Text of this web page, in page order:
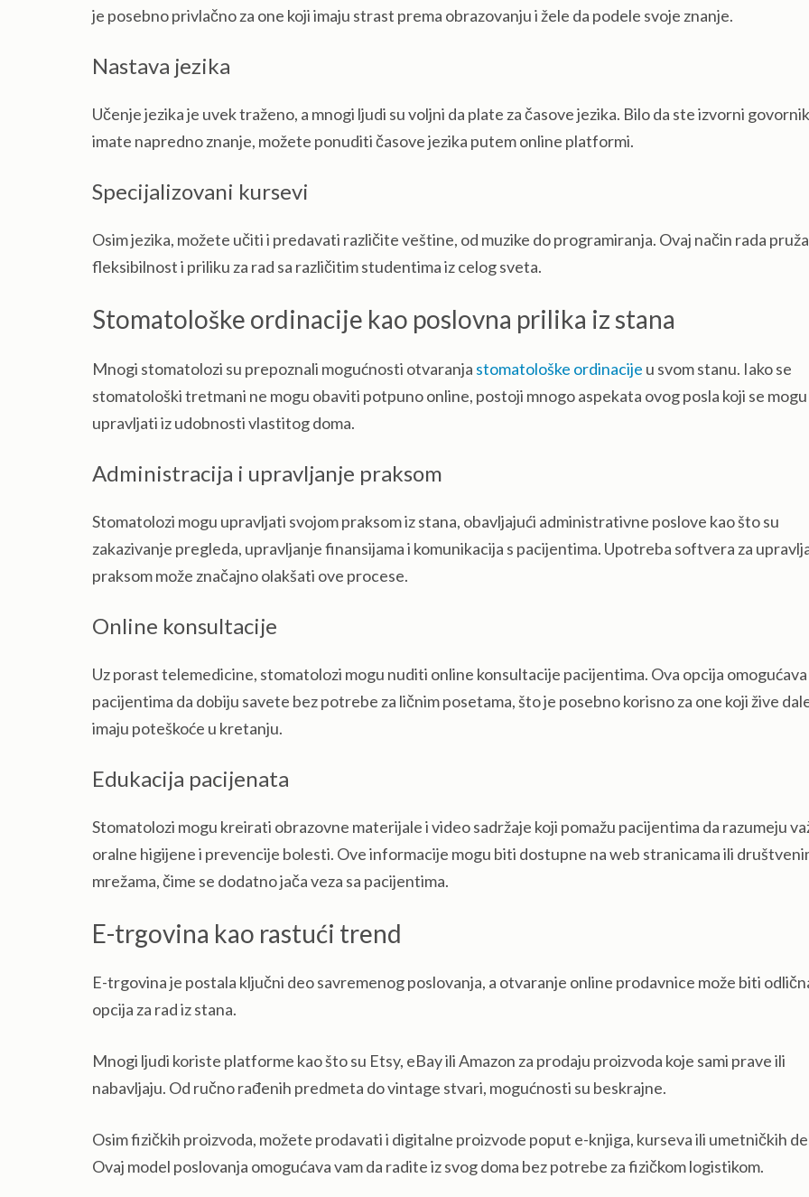
je posebno privlačno za one koji imaju strast prema obrazovanju i žele da podele svoje znanje.
Nastava jezika
Učenje jezika je uvek traženo, a mnogi ljudi su voljni da plate za časove jezika. Bilo da ste izvorni
imate napredno znanje, možete ponuditi časove jezika putem online platformi.
Specijalizovani kursevi
Osim jezika, možete učiti i predavati različite veštine, od muzike do programiranja. Ovaj način rada pruža
fleksibilnost i priliku za rad sa različitim studentima iz celog sveta.
Stomatološke ordinacije kao poslovna prilika iz stana
Mnogi stomatolozi su prepoznali mogućnosti otvaranja stomatološke ordinacije u svom stanu. Iako se
stomatološki tretmani ne mogu obaviti potpuno online, postoji mnogo aspekata ovog posla koji se mogu
upravljati iz udobnosti vlastitog doma.
Administracija i upravljanje praksom
Stomatolozi mogu upravljati svojom praksom iz stana, obavljajući administrativne poslove kao što su
zakazivanje pregleda, upravljanje finansijama i komunikacija s pacijentima. Upotreba softvera za
praksom može značajno olakšati ove procese.
Online konsultacije
Uz porast telemedicine, stomatolozi mogu nuditi online konsultacije pacijentima. Ova opcija omogućava
pacijentima da dobiju savete bez potrebe za ličnim posetama, što je posebno korisno za one koji žive
imaju poteškoće u kretanju.
Edukacija pacijenata
Stomatolozi mogu kreirati obrazovne materijale i video sadržaje koji pomažu pacijentima da razumeju
oralne higijene i prevencije bolesti. Ove informacije mogu biti dostupne na web stranicama ili
mrežama, čime se dodatno jača veza sa pacijentima.
E-trgovina kao rastući trend
E-trgovina je postala ključni deo savremenog poslovanja, a otvaranje online prodavnice može biti
opcija za rad iz stana.
Mnogi ljudi koriste platforme kao što su Etsy, eBay ili Amazon za prodaju proizvoda koje sami prave ili
nabavljaju. Od ručno rađenih predmeta do vintage stvari, mogućnosti su beskrajne.
Osim fizičkih proizvoda, možete prodavati i digitalne proizvode poput e-knjiga, kurseva ili umetničkih
Ovaj model poslovanja omogućava vam da radite iz svog doma bez potrebe za fizičkom logistikom.